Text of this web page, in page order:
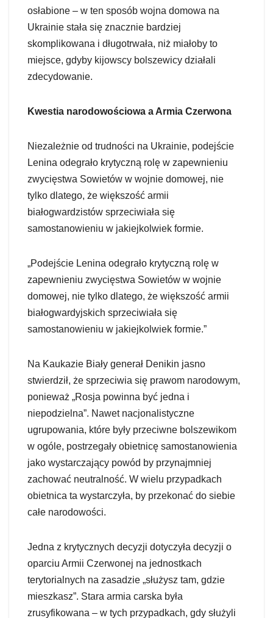
osłabione – w ten sposób wojna domowa na
Ukrainie stała się znacznie bardziej
skomplikowana i długotrwała, niż miałoby to
miejsce, gdyby kijowscy bolszewicy działali
zdecydowanie.
Kwestia narodowościowa a Armia Czerwona
Niezależnie od trudności na Ukrainie, podejście
Lenina odegrało krytyczną rolę w zapewnieniu
zwycięstwa Sowietów w wojnie domowej, nie
tylko dlatego, że większość armii
białogwardzistów sprzeciwiała się
samostanowieniu w jakiejkolwiek formie.
„Podejście Lenina odegrało krytyczną rolę w
zapewnieniu zwycięstwa Sowietów w wojnie
domowej, nie tylko dlatego, że większość armii
białogwardyjskich sprzeciwiała się
samostanowieniu w jakiejkolwiek formie.”
Na Kaukazie Biały generał Denikin jasno
stwierdził, że sprzeciwia się prawom narodowym,
ponieważ „Rosja powinna być jedna i
niepodzielna”. Nawet nacjonalistyczne
ugrupowania, które były przeciwne bolszewikom
w ogóle, postrzegały obietnicę samostanowienia
jako wystarczający powód by przynajmniej
zachować neutralność. W wielu przypadkach
obietnica ta wystarczyła, by przekonać do siebie
całe narodowości.
Jedna z krytycznych decyzji dotyczyła decyzji o
oparciu Armii Czerwonej na jednostkach
terytorialnych na zasadzie „służysz tam, gdzie
mieszkasz”. Stara armia carska była
zrusyfikowana – w tych przypadkach, gdy służyli